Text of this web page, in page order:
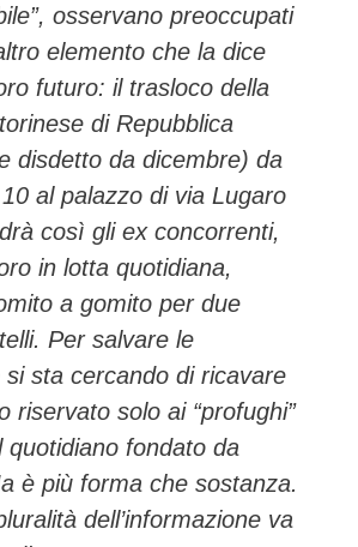
osservano preoccupati
elemento che la dice
futuro: il trasloco della
di Repubblica
disdetto da dicembre) da
al palazzo di via Lugaro
così gli ex concorrenti,
in lotta quotidiana,
a gomito per due
Per salvare le
si sta cercando di ricavare
riservato solo ai “profughi”
quotidiano fondato da
è più forma che sostanza.
dell’informazione va